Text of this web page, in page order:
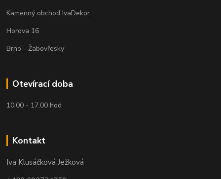
Kamenný obchod IvaDekor
Horova 16
Brno - Žabovřesky
Otevírací doba
10.00 - 17.00 hod
Kontakt
Iva Klusáčková Ježková